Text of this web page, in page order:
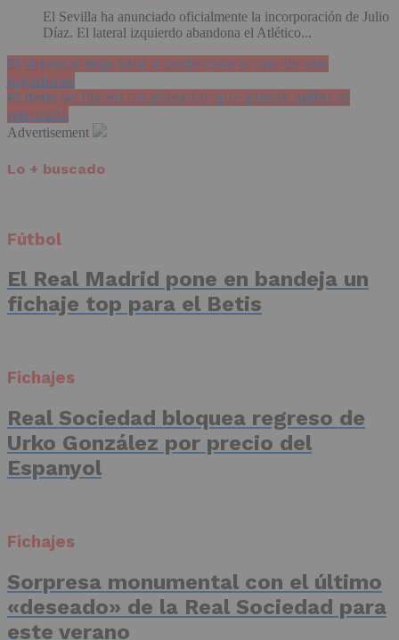
El Sevilla ha anunciado oficialmente la incorporación de Julio
Díaz. El lateral izquierdo abandona el Atlético...
El Valencia deja salir a coste cero a uno de sus
jugadores
El Betis se fija en un goleador que puede agitar el
mercado
Advertisement
Lo + buscado
Fútbol
El Real Madrid pone en bandeja un
fichaje top para el Betis
Fichajes
Real Sociedad bloquea regreso de
Urko González por precio del
Espanyol
Fichajes
Sorpresa monumental con el último
«deseado» de la Real Sociedad para
este verano